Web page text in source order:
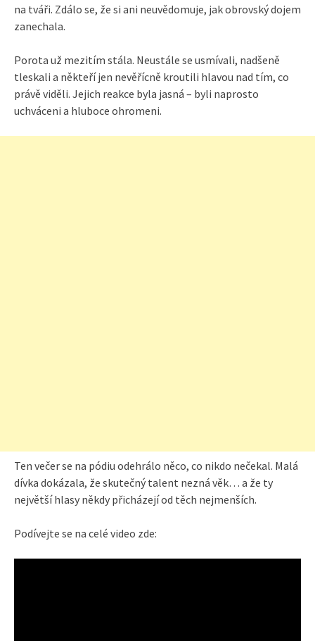
na tváři. Zdálo se, že si ani neuvědomuje, jak obrovský dojem
zanechala.
Porota už mezitím stála. Neustále se usmívali, nadšeně
tleskali a někteří jen nevěřícně kroutili hlavou nad tím, co
právě viděli. Jejich reakce byla jasná – byli naprosto
uchváceni a hluboce ohromeni.
Ten večer se na pódiu odehrálo něco, co nikdo nečekal. Malá
dívka dokázala, že skutečný talent nezná věk… a že ty
největší hlasy někdy přicházejí od těch nejmenších.
Podívejte se na celé video zde: